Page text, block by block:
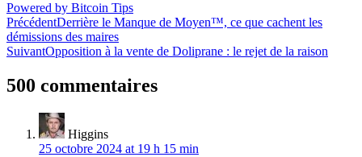
Powered by Bitcoin Tips
Navigation
de
PrécédentDerrière le Manque de Moyen™, ce que cachent les
démissions des maires
SuivantOpposition à la vente de Doliprane : le rejet de la raison
500 commentaires
Higgins
25 octobre 2024 at 19 h 15 min